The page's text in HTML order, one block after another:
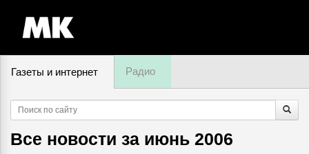
Газеты и интернет Радио
Все новости за июнь 2006